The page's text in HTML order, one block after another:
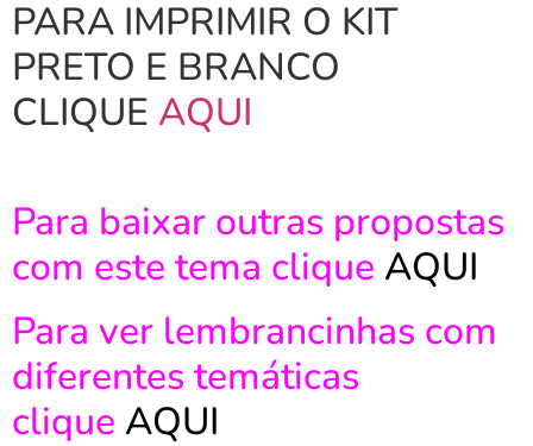
PARA IMPRIMIR O KIT
PRETO E BRANCO
CLIQUE AQUI
Para baixar outras propostas
com este tema clique AQUI
Para ver lembrancinhas com
diferentes temáticas
clique AQUI